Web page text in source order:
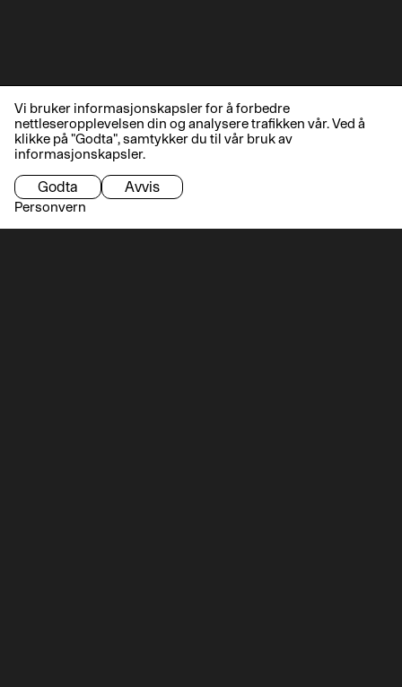
Vi bruker informasjonskapsler for å forbedre
nettleseropplevelsen din og analysere trafikken vår. Ved å
klikke på "Godta", samtykker du til vår bruk av
informasjonskapsler.
Godta Avvis
Personvern